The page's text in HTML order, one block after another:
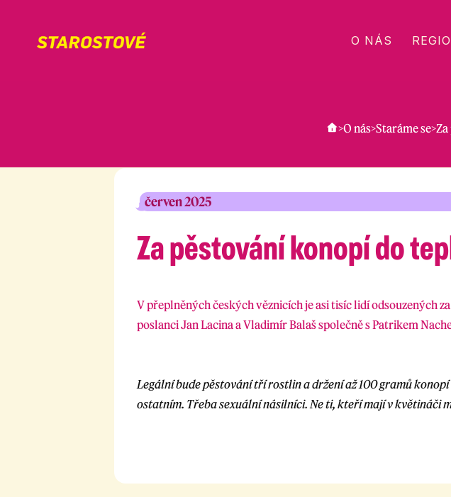
O NÁS
>O nás>Staráme se>
červen 2025
Za pěstování konopí do
V přeplněných českých věznicích je asi tisíc lidí odsouzených
poslanci Jan Lacina a Vladimír Balaš společně s Patrikem
Legální bude pěstování tří rostlin a držení až 100 gramů
ostatním. Třeba sexuální násilníci. Ne ti, kteří mají v květináči